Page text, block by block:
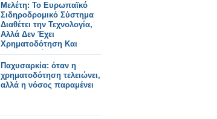
Μελέτη: Το Ευρωπαϊκό
Σιδηροδρομικό Σύστημα
Διαθέτει την Τεχνολογία,
Αλλά Δεν Έχει
Χρηματοδότηση Και
Συντονισμό.
Παχυσαρκία: όταν η
χρηματοδότηση τελειώνει,
αλλά η νόσος παραμένει